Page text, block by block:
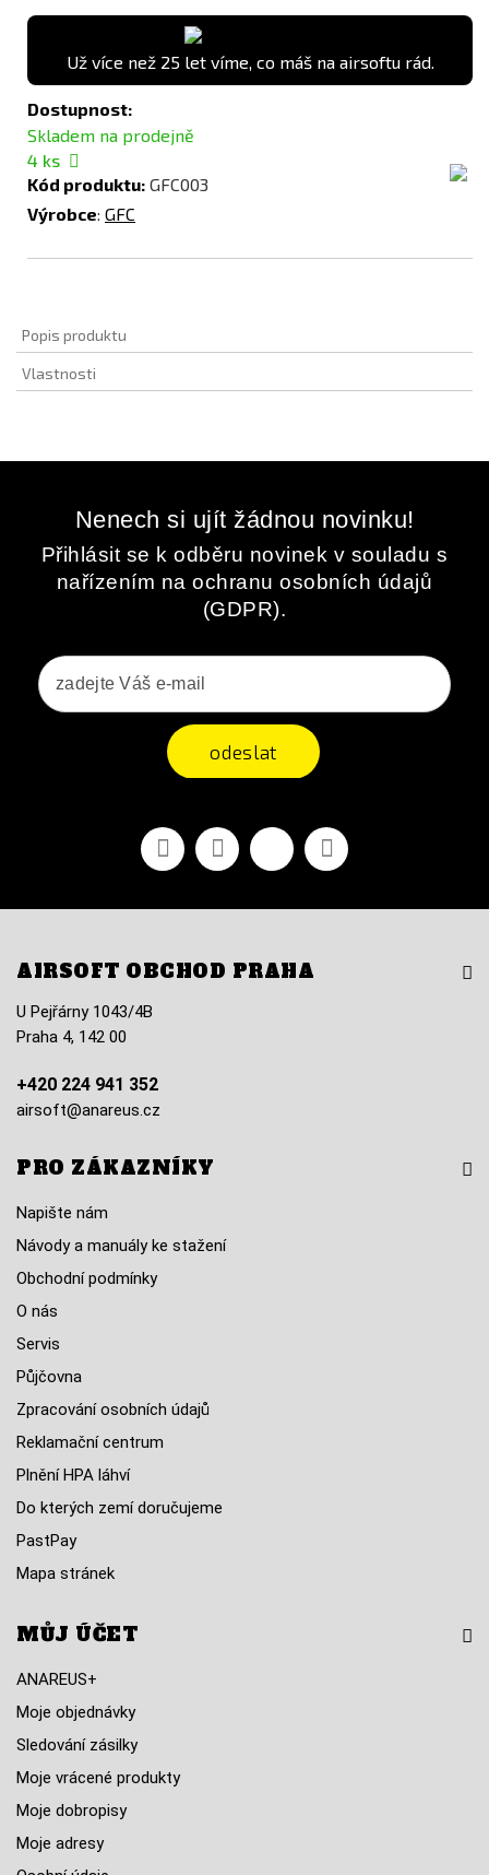
Už více než 25 let víme, co máš na airsoftu rád.
Dostupnost:
Skladem na prodejně
4 ks
Kód produktu: GFC003
Výrobce: GFC
Popis produktu
Vlastnosti
Nenech si ujít žádnou novinku!
Přihlásit se k odběru novinek v souladu s
nařízením na ochranu osobních údajů
(GDPR).
odeslat
FacebookYouTubeVimeo Instagram
AIRSOFT OBCHOD PRAHA
U Pejřárny 1043/4B
Praha 4, 142 00
+420 224 941 352
airsoft@anareus.cz
PRO ZÁKAZNÍKY
Napište nám
Návody a manuály ke stažení
Obchodní podmínky
O nás
Servis
Půjčovna
Zpracování osobních údajů
Reklamační centrum
Plnění HPA láhví
Do kterých zemí doručujeme
PastPay
Mapa stránek
MŮJ ÚČET
ANAREUS+
Moje objednávky
Sledování zásilky
Moje vrácené produkty
Moje dobropisy
Moje adresy